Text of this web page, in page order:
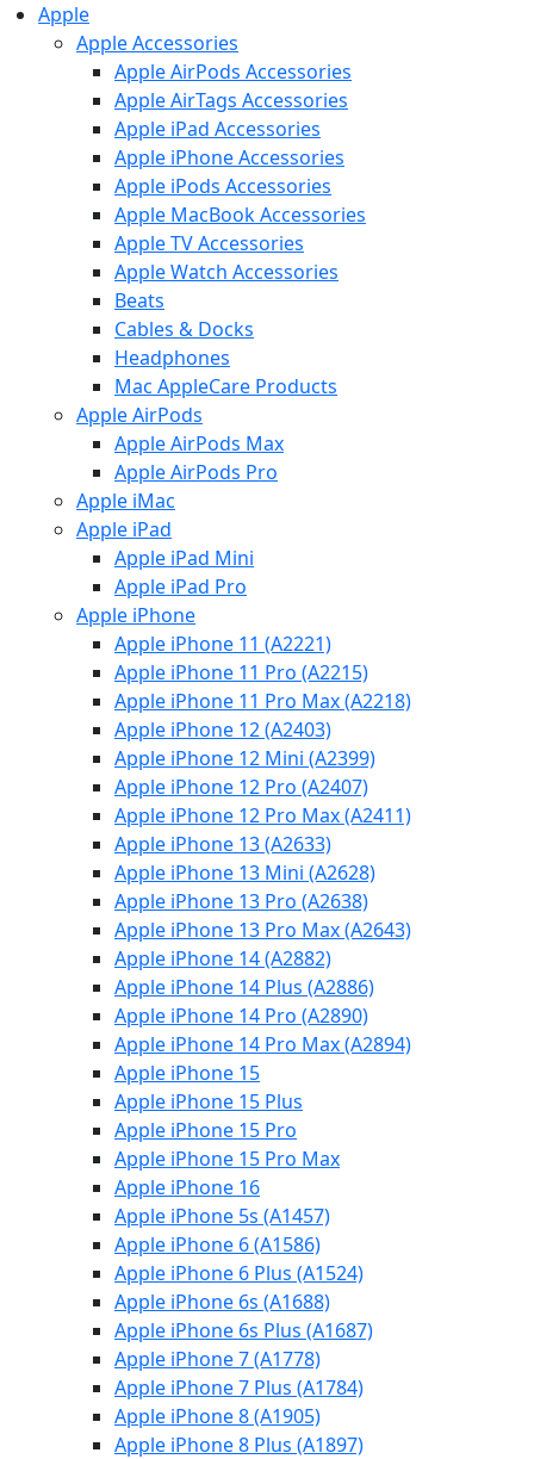
Apple
Apple Accessories
Apple AirPods Accessories
Apple AirTags Accessories
Apple iPad Accessories
Apple iPhone Accessories
Apple iPods Accessories
Apple MacBook Accessories
Apple TV Accessories
Apple Watch Accessories
Beats
Cables & Docks
Headphones
Mac AppleCare Products
Apple AirPods
Apple AirPods Max
Apple AirPods Pro
Apple iMac
Apple iPad
Apple iPad Mini
Apple iPad Pro
Apple iPhone
Apple iPhone 11 (A2221)
Apple iPhone 11 Pro (A2215)
Apple iPhone 11 Pro Max (A2218)
Apple iPhone 12 (A2403)
Apple iPhone 12 Mini (A2399)
Apple iPhone 12 Pro (A2407)
Apple iPhone 12 Pro Max (A2411)
Apple iPhone 13 (A2633)
Apple iPhone 13 Mini (A2628)
Apple iPhone 13 Pro (A2638)
Apple iPhone 13 Pro Max (A2643)
Apple iPhone 14 (A2882)
Apple iPhone 14 Plus (A2886)
Apple iPhone 14 Pro (A2890)
Apple iPhone 14 Pro Max (A2894)
Apple iPhone 15
Apple iPhone 15 Plus
Apple iPhone 15 Pro
Apple iPhone 15 Pro Max
Apple iPhone 16
Apple iPhone 5s (A1457)
Apple iPhone 6 (A1586)
Apple iPhone 6 Plus (A1524)
Apple iPhone 6s (A1688)
Apple iPhone 6s Plus (A1687)
Apple iPhone 7 (A1778)
Apple iPhone 7 Plus (A1784)
Apple iPhone 8 (A1905)
Apple iPhone 8 Plus (A1897)